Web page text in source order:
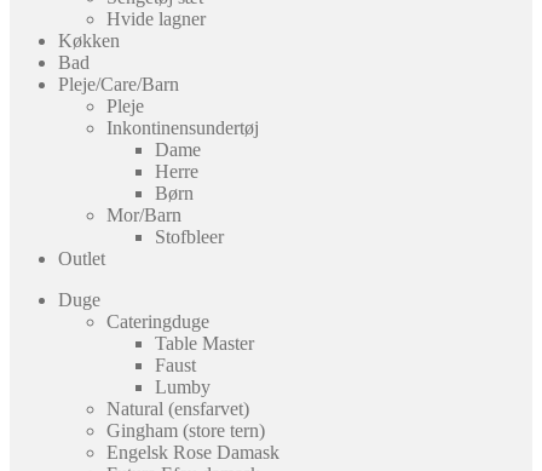
Hvide lagner
Køkken
Bad
Pleje/Care/Barn
Pleje
Inkontinensundertøj
Dame
Herre
Børn
Mor/Barn
Stofbleer
Outlet
Duge
Cateringduge
Table Master
Faust
Lumby
Natural (ensfarvet)
Gingham (store tern)
Engelsk Rose Damask